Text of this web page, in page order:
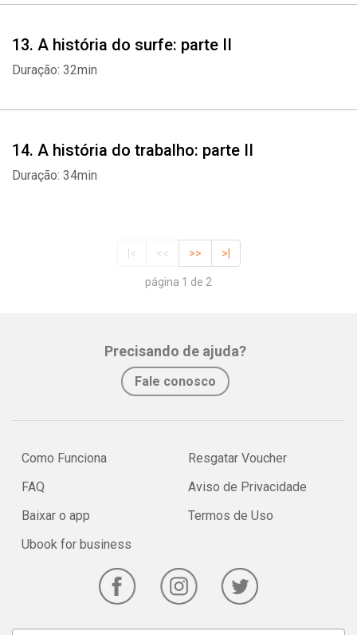
13. A história do surfe: parte II
Duração: 32min
14. A história do trabalho: parte II
Duração: 34min
|< << >> >|
página 1 de 2
Precisando de ajuda?
Fale conosco
Como Funciona
FAQ
Baixar o app
Ubook for business
Resgatar Voucher
Aviso de Privacidade
Termos de Uso